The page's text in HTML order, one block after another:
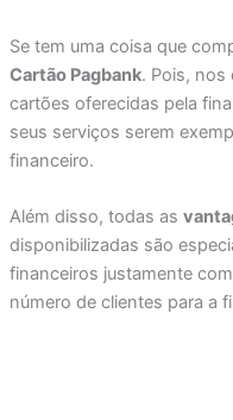
Se tem uma coisa que
Cartão Pagbank. Pois, nos
cartões oferecidas pela
seus serviços serem
financeiro.
Além disso, todas as
disponibilizadas são
financeiros justamente
número de clientes para a